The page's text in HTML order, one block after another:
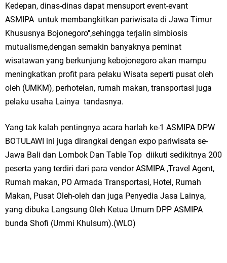
Kedepan, dinas-dinas dapat mensuport event-evant
ASMIPA untuk membangkitkan pariwisata di Jawa Timur
Khususnya Bojonegoro",sehingga terjalin simbiosis
mutualisme,dengan semakin banyaknya peminat
wisatawan yang berkunjung kebojonegoro akan mampu
meningkatkan profit para pelaku Wisata seperti pusat oleh
oleh (UMKM), perhotelan, rumah makan, transportasi juga
pelaku usaha Lainya tandasnya.
Yang tak kalah pentingnya acara harlah ke-1 ASMIPA DPW
BOTULAWI ini juga dirangkai dengan expo pariwisata se-
Jawa Bali dan Lombok Dan Table Top diikuti sedikitnya 200
peserta yang terdiri dari para vendor ASMIPA ,Travel Agent,
Rumah makan, PO Armada Transportasi, Hotel, Rumah
Makan, Pusat Oleh-oleh dan juga Penyedia Jasa Lainya,
yang dibuka Langsung Oleh Ketua Umum DPP ASMIPA
bunda Shofi (Ummi Khulsum).(WLO)